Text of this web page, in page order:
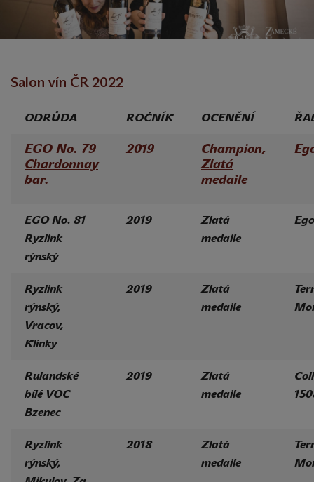
Salon vín ČR 2022
ODRŮDA ROČNÍK OCENĚNÍ
EGO No. 79
Chardonnay
bar.
2019
Champion,
Zlatá
medaile
EGO No. 81
Ryzlink
rýnský
2019
Zlatá
medaile
Ego
Ryzlink
rýnský,
Vracov,
Klínky
2019
Zlatá
medaile
Rulandské
bílé VOC
Bzenec
2019
Zlatá
medaile
Ryzlink
rýnský,
2018
Zlatá
medaile